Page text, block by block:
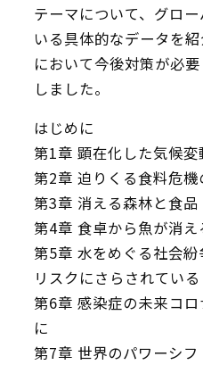
テーマについて、グロ
いる具体的なデータを
において今後対策が必
しました。
はじめに
第1章 顕在化した気候変
第2章 迫りくる食料危機
第3章 消える森林と食
第4章 食卓から魚が消え
第5章 水をめぐる社会紛
リスクにさらされている
第6章 感染症の未来――コ
に
第7章 世界のパワーシフ